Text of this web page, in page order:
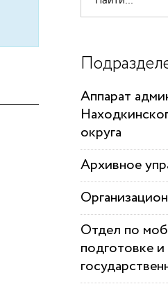
Аппарат
округа
Архивное
Отдел по
подготовке